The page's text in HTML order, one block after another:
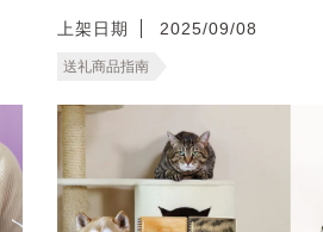
上架日期 2025/09/08
送礼商品指南